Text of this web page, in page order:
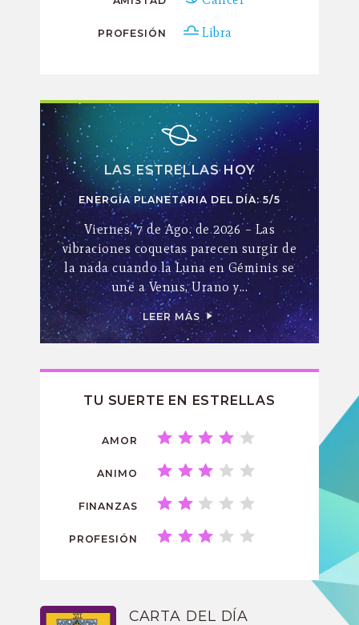
PROFESIÓN Libra
LAS ESTRELLAS HOY
ENERGÍA PLANETARIA DEL DÍA: 5/5
Viernes, 7 de Ago. de 2026 – Las
vibraciones coquetas parecen surgir de
la nada cuando la Luna en Géminis se
une a Venus, Urano y...
LEER MÁS
TU SUERTE EN ESTRELLAS
AMOR
ANIMO
FINANZAS
PROFESIÓN
CARTA DEL DÍA